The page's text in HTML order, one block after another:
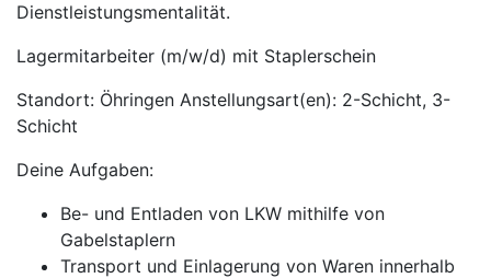
Dienstleistungsmentalität.
Lagermitarbeiter (m/w/d) mit Staplerschein
Standort: Öhringen Anstellungsart(en): 2-Schicht, 3-
Schicht
Deine Aufgaben:
Be- und Entladen von LKW mithilfe von
Gabelstaplern
Transport und Einlagerung von Waren innerhalb